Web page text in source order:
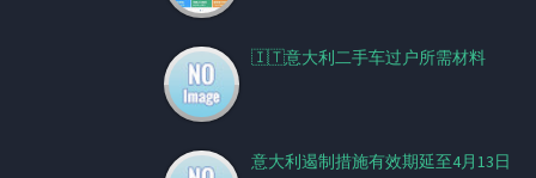
🇮🇹意大利二手车过户所需材料
意大利遏制措施有效期延至4月13日